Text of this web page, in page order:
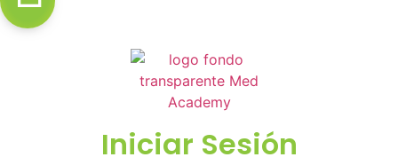
Iniciar Sesión